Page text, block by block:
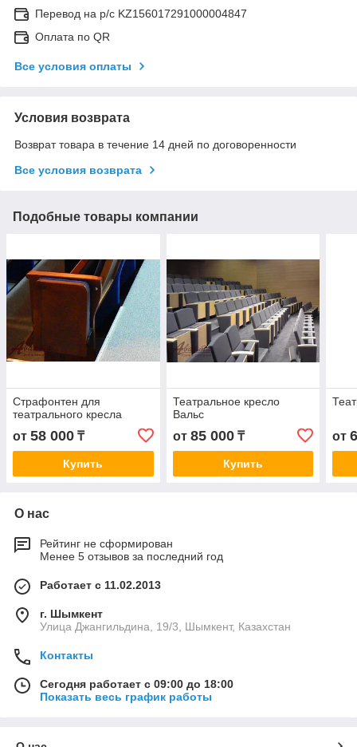
Перевод на р/с KZ156017291000004847
Оплата по QR
Все условия оплаты
Условия возврата
Возврат товара в течение 14 дней по договоренности
Все условия возврата
Подобные товары компании
Страфонтен для
театрального кресла
от 58 000 ₸
Купить
Театральное кресло
Вальс
от 85 000₸
Купить
от
О нас
Рейтинг не сформирован
Менее 5 отзывов за последний год
Работает с 11.02.2013
г. Шымкент
Улица Джангильдина, 19/3, Шымкент, Казахстан
Контакты
Сегодня работает с 09:00 до 18:00
Показать весь график работы